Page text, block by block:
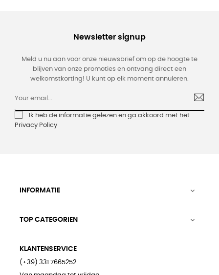
Newsletter signup
Meld u nu aan voor onze nieuwsbrief om op de hoogte te
blijven van onze promoties en ontvang direct een
welkomstkorting! U kunt op elk moment annuleren.
Ik heb de informatie gelezen en ga akkoord met het
Privacy Policy
INFORMATIE 
TOP CATEGORIEN 
KLANTENSERVICE
(+39) 331 7665252